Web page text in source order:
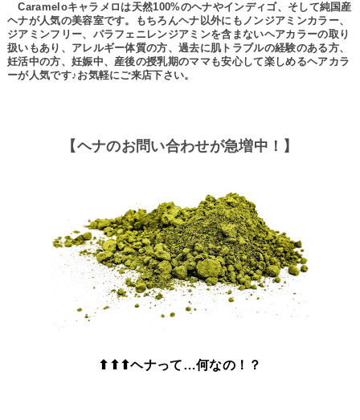
Carameloキャラメロは天然100%のヘナやインディゴ、そして純国産
ヘナが人気の美容室です。もちろんヘナ以外にもノンジアミンカラー、
ジアミンフリー、パラフェニレンジアミンを含まないヘアカラーの取り
扱いもあり、アレルギー体質の方、過去に肌トラブルの経験のある方、
妊活中の方、妊娠中、産後の授乳期のママも安心して楽しめるヘアカラ
ーが人気です♪お気軽にご来店下さい。
【ヘナのお問い合わせが急増中！】
⬆⬆⬆ヘナって…何なの！？